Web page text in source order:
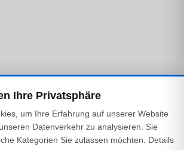
Ihre Privatsphäre
um Ihre Erfahrung auf unserer Website
Datenverkehr zu analysieren. Sie
Kategorien Sie zulassen möchten. Details